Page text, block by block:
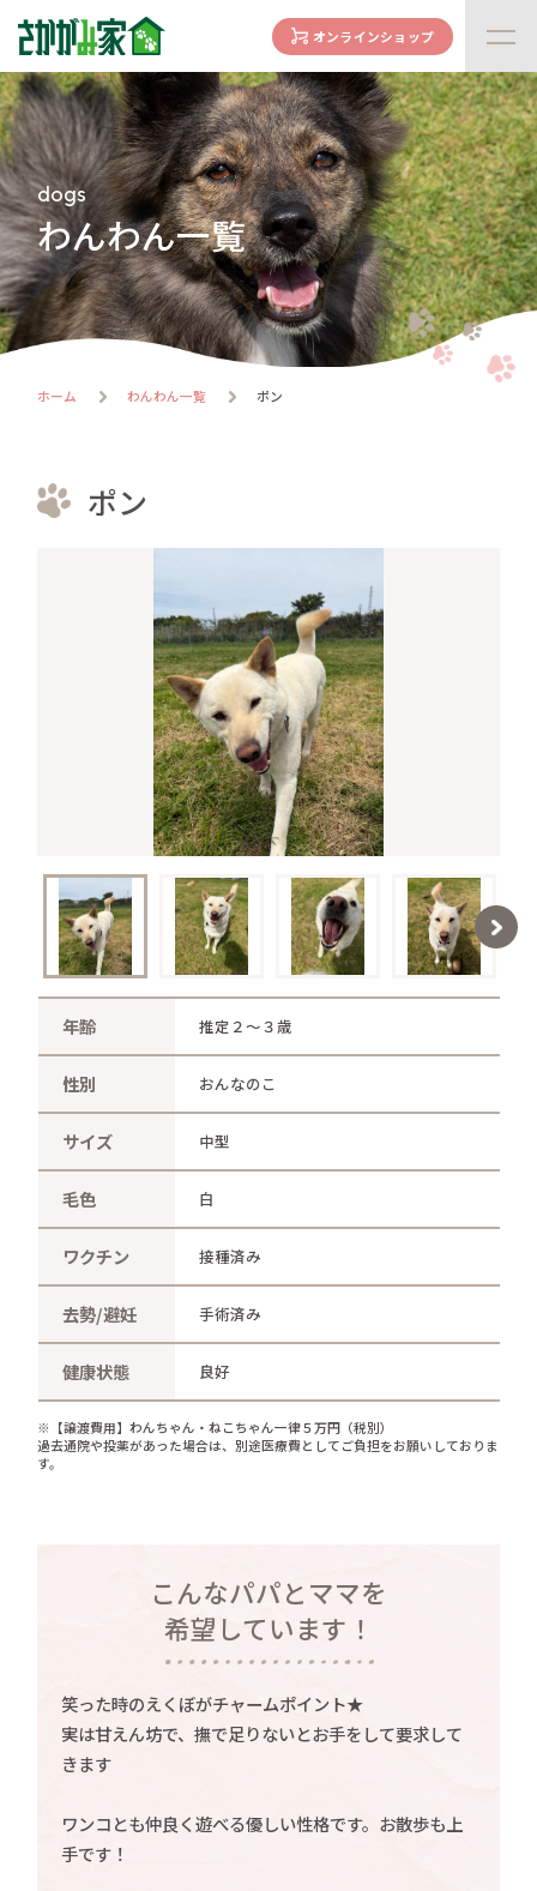
concept
さかがみ家の想い
family
家族になる前に
dogs
わんわん一覧
cats
にゃんにゃん一覧
譲渡までの流れ
さかがみ家おすすめグッズ
新着情報
contact
お問い合わせ
プライバシーポリシー 特定商取引法
オンラインショップ
dogs
わんわん一覧
ホーム わんわん一覧 ポン
ポン
年齢 推定２～３歳
性別 おんなのこ
サイズ 中型
毛色 白
ワクチン 接種済み
去勢/避妊 手術済み
健康状態 良好
※【譲渡費用】わんちゃん・ねこちゃん一律５万円（税別）
過去通院や投薬があった場合は、別途医療費としてご負担をお願いしておりま
す。
こんなパパとママを
希望しています！
笑った時のえくぼがチャームポイント★
実は甘えん坊で、撫で足りないとお手をして要求して
きます
ワンコとも仲良く遊べる優しい性格です。お散歩も上
手です！